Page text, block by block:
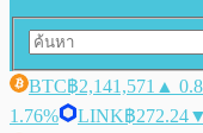
BTC฿2,141,571 ▲
1.76%
LINK฿272.24